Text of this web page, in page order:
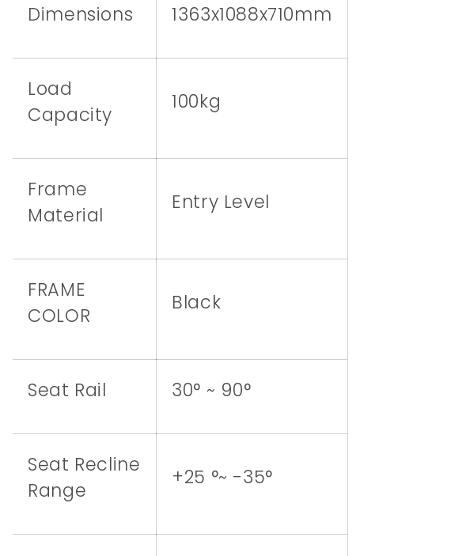
Dimensions 1363x1088x710mm
Load
Capacity
100kg
Frame
Material
Entry Level
FRAME
COLOR
Black
Seat Rail 30° ~ 90°
Seat Recline
Range
+25 °~ -35°